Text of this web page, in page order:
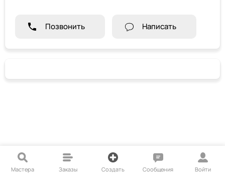
Позвонить Написать
Мастера Заказы Создать Сообщения Войти